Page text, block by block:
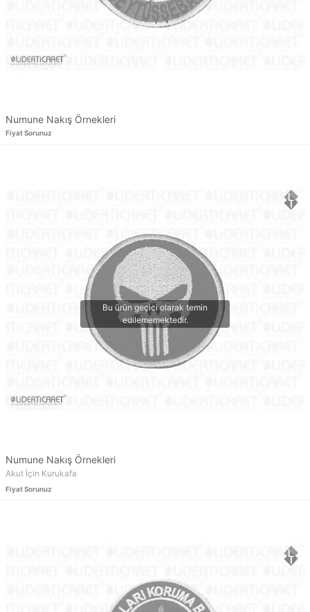
Numune Nakış Örnekleri
Fiyat Sorunuz
Numune Nakış Örnekleri
Akut İçin Kurukafa
Fiyat Sorunuz